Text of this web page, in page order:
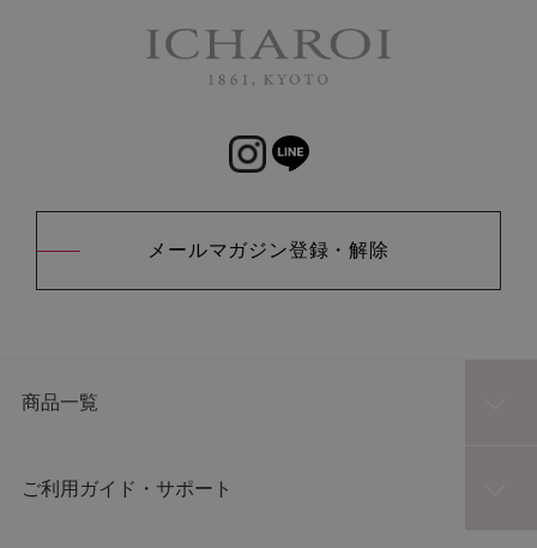
メールマガジン登録・解除
商品一覧
ご利用ガイド・サポート